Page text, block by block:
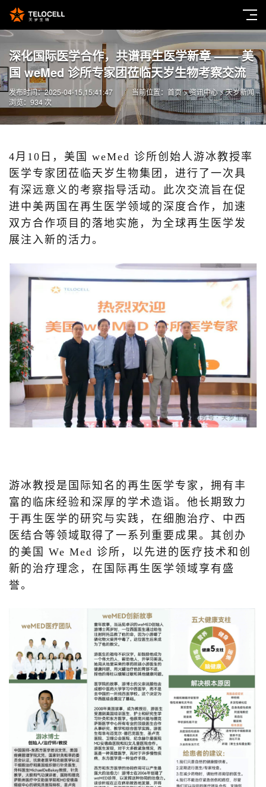
深化国际医学合作，共谱再生医学新章 —— 美
国 weMed 诊所专家团莅临天岁生物考察交流
当前位置： 首页>资讯中心>天岁新闻
发布时间：2025-04-15,15:41:47
浏览：934 次
4月10日，美国 weMed 诊所创始人游冰教授率
医学专家团莅临天岁生物集团，进行了一次具
有深远意义的考察指导活动。此次交流旨在促
进中美两国在再生医学领域的深度合作，加速
双方合作项目的落地实施，为全球再生医学发
展注入新的活力。
游冰教授是国际知名的再生医学专家，拥有丰
富的临床经验和深厚的学术造诣。他长期致力
于再生医学的研究与实践，在细胞治疗、中西
医结合等领域取得了一系列重要成果。其创办
的美国 We Med 诊所，以先进的医疗技术和创
新的治疗理念，在国际再生医学领域享有盛
誉。